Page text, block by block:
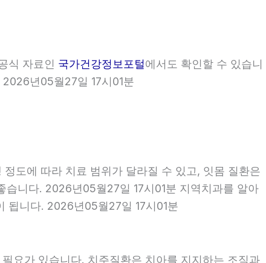
식 자료인 국가건강정보포털에서도 확인할 수 있습니
년05월27일 17시01분
도에 따라 치료 범위가 달라질 수 있고, 잇몸 질환은
니다. 2026년05월27일 17시01분 지역치과를 알아
됩니다. 2026년05월27일 17시01분
요가 있습니다. 치주질환은 치아를 지지하는 조직과